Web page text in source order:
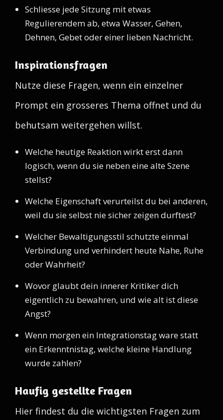
Schliesse jede Sitzung mit etwas
Regulierendem ab, etwa Wasser, Gehen,
Dehnen, Gebet oder einer lieben Nachricht.
Inspirationsfragen
Nutze diese Fragen, wenn ein einzelner
Prompt ein grosseres Thema offnet und du
behutsam weitergehen willst.
Welche heutige Reaktion wirkt erst dann
logisch, wenn du sie neben eine alte Szene
stellst?
Welche Eigenschaft verurteilst du bei anderen,
weil du sie selbst nie sicher zeigen durftest?
Welcher Bewaltigungsstil schutzte einmal
Verbindung und verhindert heute Nahe, Ruhe
oder Wahrheit?
Wovor glaubt dein innerer Kritiker dich
eigentlich zu bewahren, und wie alt ist diese
Angst?
Wenn morgen ein Integrationstag ware statt
ein Erkenntnistag, welche kleine Handlung
wurde zahlen?
Haufig gestellte Fragen
Hier findest du die wichtigsten Fragen zum